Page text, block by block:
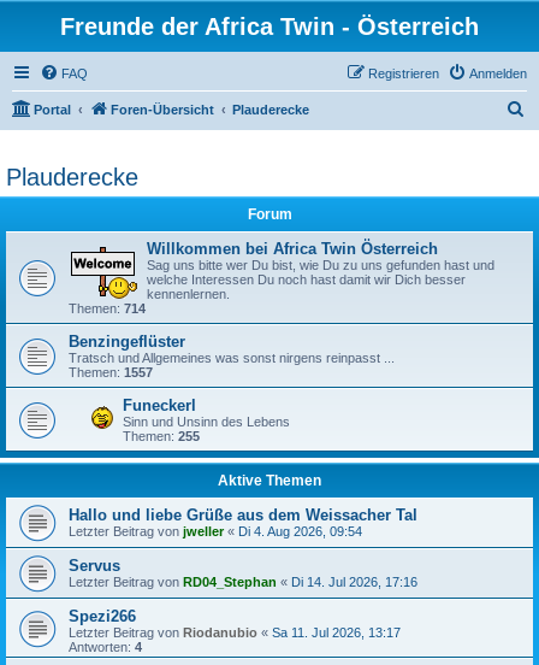
Freunde der Africa Twin - Österreich
FAQ Anmelden
Registrieren
Portal Foren-Übersicht Plauderecke
h
Plauderecke
Forum
Willkommen bei Africa Twin Österreich
Sag uns bitte wer Du bist, wie Du zu uns gefunden hast und
welche Interessen Du noch hast damit wir Dich besser
kennenlernen.
Themen: 714
Benzingeflüster
Tratsch und Allgemeines was sonst nirgens reinpasst ...
Themen: 1557
Funeckerl
Sinn und Unsinn des Lebens
Themen: 255
Aktive Themen
Hallo und liebe Grüße aus dem Weissacher Tal
Letzter Beitrag von jweller« Di 4. Aug 2026, 09:54
Servus
Letzter Beitrag von RD04_Stephan « Di 14. Jul 2026, 17:16
Spezi266
Letzter Beitrag von Riodanubio « Sa 11. Jul 2026, 13:17
Antworten: 4